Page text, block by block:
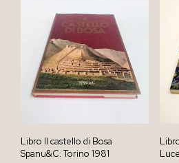
Libro Il castello di Bosa
Spanu&C. Torino 1981